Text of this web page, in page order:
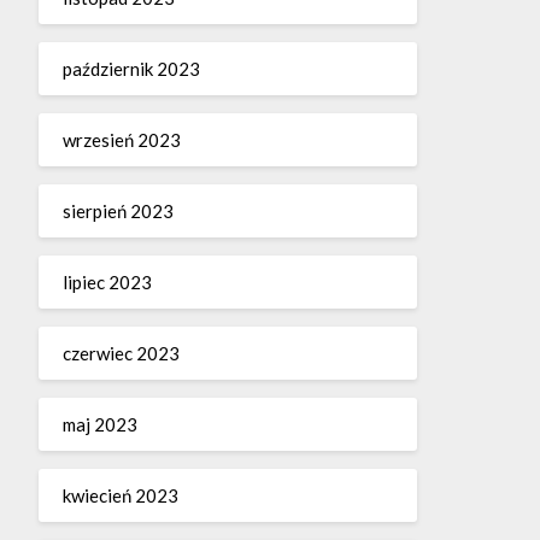
październik 2023
wrzesień 2023
sierpień 2023
lipiec 2023
czerwiec 2023
maj 2023
kwiecień 2023